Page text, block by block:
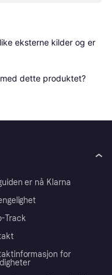
eksterne kilder og er
dette produktet?
er nå Klarna
Track
for